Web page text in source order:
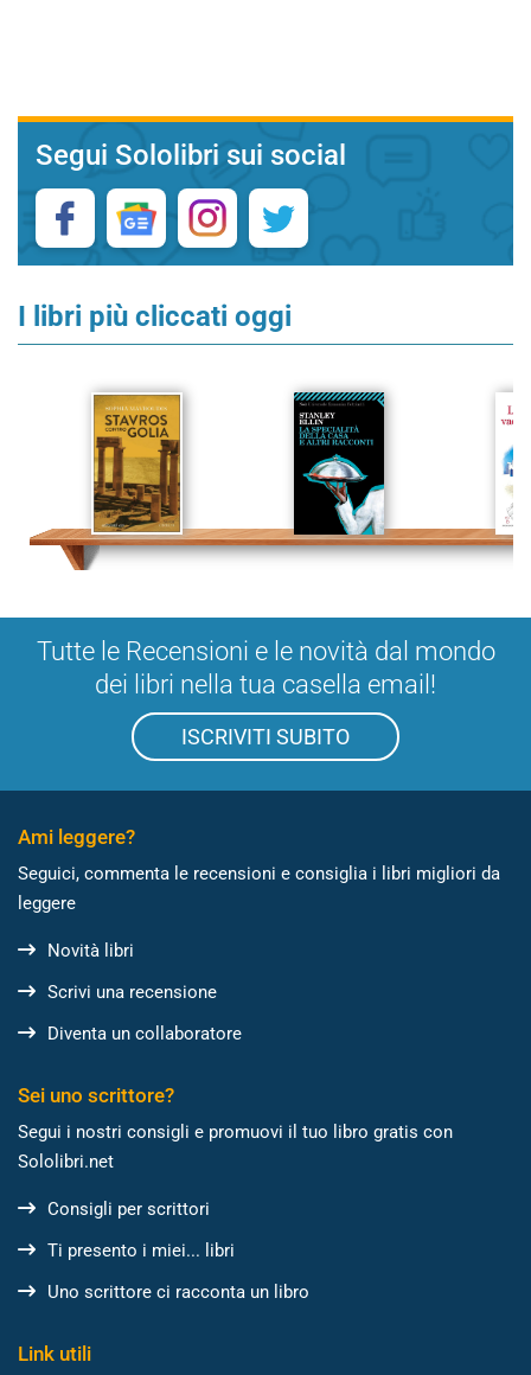
Segui Sololibri sui social
I libri più cliccati oggi
Tutte le Recensioni e le novità dal mondo
dei libri nella tua casella email!
ISCRIVITI SUBITO
Ami leggere?
Seguici, commenta le recensioni e consiglia i libri migliori da
leggere
Novità libri
Scrivi una recensione
Diventa un collaboratore
Sei uno scrittore?
Segui i nostri consigli e promuovi il tuo libro gratis con
Sololibri.net
Consigli per scrittori
Ti presento i miei... libri
Uno scrittore ci racconta un libro
Link utili